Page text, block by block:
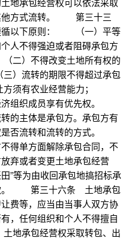
他方式流转。 第三十三
循以下原则： （一）平等
人不得强迫或者阻碍承包方
）不得改变土地所有权的
流转的期限不得超过承包
须有农业经营能力；
济组织成员享有优先权。
的主体是承包方。承包方有
是否流转和流转的方式。
得单方面解除承包合同，不
弃或者变更土地承包经营
”等为由收回承包地搞招标承
款。 第三十六条 土地承包
费等，应当由当事人双方协
，任何组织和个人不得擅自
承包经营权采取转包、出